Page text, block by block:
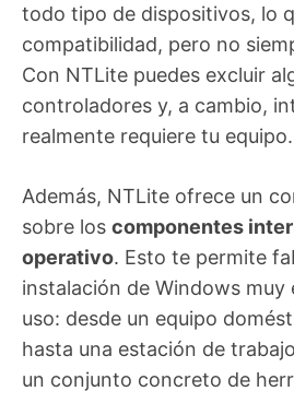
todo tipo de dispositivos, lo
compatibilidad, pero no
Con NTLite puedes excluir
controladores y, a cambio,
realmente requiere tu equipo.
Además, NTLite ofrece un
sobre los componentes
operativo. Esto te permite
instalación de Windows muy
uso: desde un equipo
hasta una estación de
un conjunto concreto de